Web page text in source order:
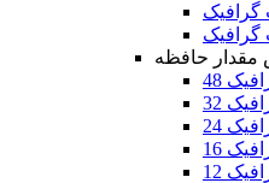
مقدار حافظه